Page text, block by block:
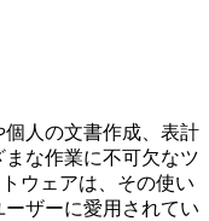
人の文書作成、表計
な作業に不可欠なツ
ウェアは、その使い
ザーに愛用されてい